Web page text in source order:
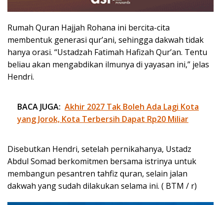
Rumah Quran Hajjah Rohana ini bercita-cita
membentuk generasi qur’ani, sehingga dakwah tidak
hanya orasi. “Ustadzah Fatimah Hafizah Qur’an. Tentu
beliau akan mengabdikan ilmunya di yayasan ini,” jelas
Hendri.
BACA JUGA: Akhir 2027 Tak Boleh Ada Lagi Kota
yang Jorok, Kota Terbersih Dapat Rp20 Miliar
Disebutkan Hendri, setelah pernikahanya, Ustadz
Abdul Somad berkomitmen bersama istrinya untuk
membangun pesantren tahfiz quran, selain jalan
dakwah yang sudah dilakukan selama ini. ( BTM / r)